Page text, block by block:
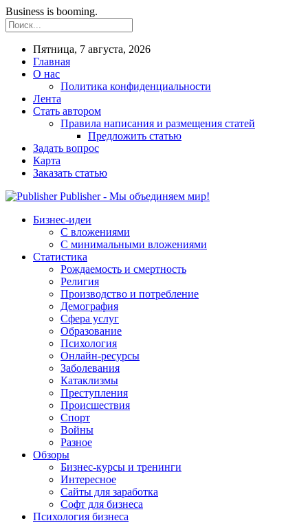
Business is booming.
Пятница, 7 августа, 2026
Главная
О нас
Политика конфиденциальности
Лента
Стать автором
Правила написания и размещения статей
Предложить статью
Задать вопрос
Карта
Заказать статью
Publisher - Мы объединяем мир!
Бизнес-идеи
С вложениями
С минимальными вложениями
Статистика
Рождаемость и смертность
Религия
Производство и потребление
Демография
Сфера услуг
Образование
Психология
Онлайн-ресурсы
Заболевания
Катаклизмы
Преступления
Происшествия
Спорт
Войны
Разное
Обзоры
Бизнес-курсы и тренинги
Интересное
Сайты для заработка
Софт для бизнеса
Психология бизнеса